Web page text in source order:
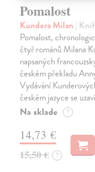
Pomalost
Kundera Milan |
Pomalost,
čtyř románů Milana
napsaných
českém překladu
Vydávání
českém jazyce se
Na sklade ?
14,73 €
15,50 € ?